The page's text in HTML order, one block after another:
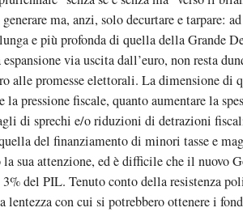
generare ma, anzi, solo decurtare e tarpare:
e più profonda di quella della Grande
via uscita dall’euro, non resta
alle promesse elettorali. La dimensione di
la pressione fiscale, quanto aumentare la
di sprechi e/o riduzioni di detrazioni
del finanziamento di minori tasse e
la sua attenzione, ed è difficile che il nuovo
del PIL. Tenuto conto della resistenza
lentezza con cui si potrebbero ottenere i